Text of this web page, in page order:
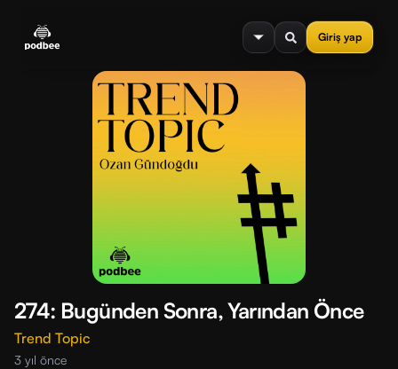
Giriş yap
menu
274: Bugünden Sonra, Yarından Önce
Trend Topic
3 yıl önce